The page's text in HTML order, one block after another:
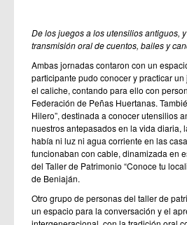
De los juegos a los utensilios antiguos,
transmisión oral de cuentos, bailes y
Ambas jornadas contaron con un
participante pudo conocer y practicar
el caliche, contando para ello con
Federación de Peñas Huertanas.
Hilero”, destinada a conocer utensilios
nuestros antepasados en la vida diaria,
había ni luz ni agua corriente en las
funcionaban con cable, dinamizada en
del Taller de Patrimonio “Conoce tu
de Beniaján.
Otro grupo de personas del taller de
un espacio para la conversación y el